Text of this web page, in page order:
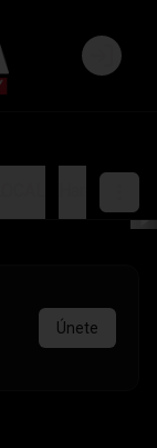
Login
Únete